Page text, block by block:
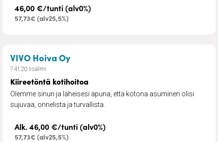
46,00 €/tunti (alv0%)
57,73€ (alv25,5%)
VIVO Hoiva Oy– Kiireetöntä kotihoitoa
74120 Iisalmi
Kiireetöntä kotihoitoa
Olemme sinun ja läheisesi apuna, että kotona asuminen olisi
sujuvaa, onnelista ja turvallista.
Alk. 46,00 €/tunti (alv0%)
57,73€ (alv25,5%)